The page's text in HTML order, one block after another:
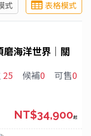
式 表格模式
海洋世界｜關
25 候補0 可售0
NT$34,900起